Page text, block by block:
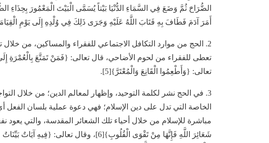
الضُّرَاحَ ثُمَّ وَضَعَ فِي السَّمَاءِ الدُّنْيَا بَيْتاً يُسَمَّى الْبَيْتَ الْمَعْمُورَ بِحِذَاءِ
أَمَرَ آدَمَ فَطَافَ بِهِ فَتَابَ اللَّهُ عَلَيْهِ وَجَرَى ذَلِكَ فِي وُلْدِهِ إِلَى يَوْمِ
2. الحج من موارد التكافل الاجتماعي للفقراء والمساكين، من
تعالى: {وَأَطْعِمُوا الْقَانِعَ وَالْمُعْتَرَّ}[5].
3. في الحج نشر لكلمة التوحيد، وإظهار لمعالم الدين؛ من خلال
الخاصة التي تدل على دين الإسلام؛ فهي دعوة عملية بلسان الفعل
مباشرة للإسلام من خلال أحياء تلك الشعائر المقدسة، والتي